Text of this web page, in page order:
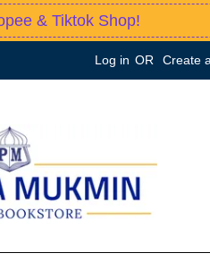
& Tiktok Shop!
Log in OR Create